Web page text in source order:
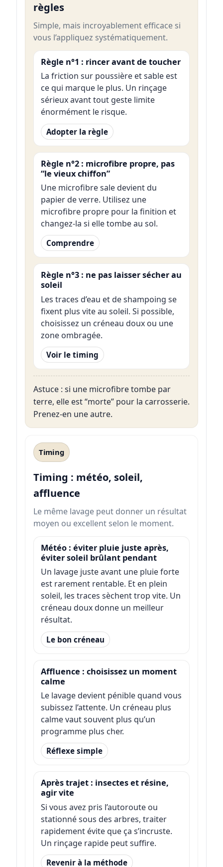
règles
Simple, mais incroyablement efficace si
vous l’appliquez systématiquement.
Règle n°1 : rincer avant de toucher
La friction sur poussière et sable est
ce qui marque le plus. Un rinçage
sérieux avant tout geste limite
énormément le risque.
Adopter la règle
Règle n°2 : microfibre propre, pas
“le vieux chiffon”
Une microfibre sale devient du
papier de verre. Utilisez une
microfibre propre pour la finition et
changez-la si elle tombe au sol.
Comprendre
Règle n°3 : ne pas laisser sécher au
soleil
Les traces d’eau et de shampoing se
fixent plus vite au soleil. Si possible,
choisissez un créneau doux ou une
zone ombragée.
Voir le timing
Astuce : si une microfibre tombe par
terre, elle est “morte” pour la carrosserie.
Prenez-en une autre.
Timing
Timing : météo, soleil,
affluence
Le même lavage peut donner un résultat
moyen ou excellent selon le moment.
Météo : éviter pluie juste après,
éviter soleil brûlant pendant
Un lavage juste avant une pluie forte
est rarement rentable. Et en plein
soleil, les traces sèchent trop vite. Un
créneau doux donne un meilleur
résultat.
Le bon créneau
Affluence : choisissez un moment
calme
Le lavage devient pénible quand vous
subissez l’attente. Un créneau plus
calme vaut souvent plus qu’un
programme plus cher.
Réflexe simple
Après trajet : insectes et résine,
agir vite
Si vous avez pris l’autoroute ou
stationné sous des arbres, traiter
rapidement évite que ça s’incruste.
Un rinçage rapide peut suffire.
Revenir à la méthode